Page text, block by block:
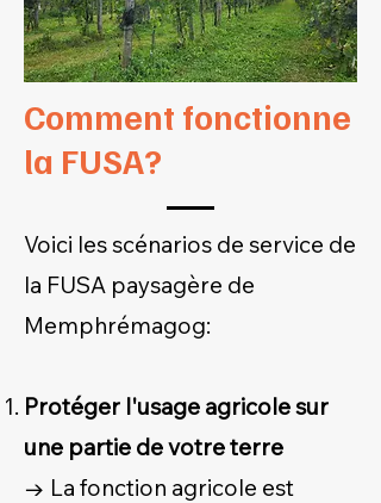
Comment fonctionne
la FUSA?
Voici les scénarios de service de
la FUSA paysagère de
Memphrémagog:
Protéger l'usage agricole sur
une partie de votre terre
→ La fonction agricole est